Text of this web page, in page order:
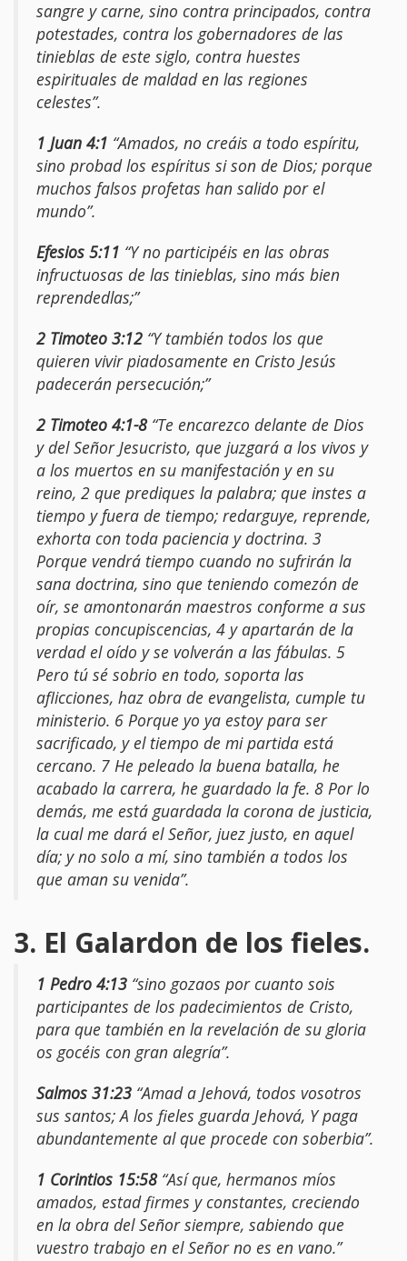
sangre y carne, sino contra principados, contra
potestades, contra los gobernadores de las
tinieblas de este siglo, contra huestes
espirituales de maldad en las regiones
celestes”.
1 Juan 4:1 “Amados, no creáis a todo espíritu,
sino probad los espíritus si son de Dios; porque
muchos falsos profetas han salido por el
mundo”.
Efesios 5:11 “Y no participéis en las obras
infructuosas de las tinieblas, sino más bien
reprendedlas;”
2 Timoteo 3:12 “Y también todos los que
quieren vivir piadosamente en Cristo Jesús
padecerán persecución;”
2 Timoteo 4:1-8 “Te encarezco delante de Dios
y del Señor Jesucristo, que juzgará a los vivos y
a los muertos en su manifestación y en su
reino, 2 que prediques la palabra; que instes a
tiempo y fuera de tiempo; redarguye, reprende,
exhorta con toda paciencia y doctrina. 3
Porque vendrá tiempo cuando no sufrirán la
sana doctrina, sino que teniendo comezón de
oír, se amontonarán maestros conforme a sus
propias concupiscencias, 4 y apartarán de la
verdad el oído y se volverán a las fábulas. 5
Pero tú sé sobrio en todo, soporta las
aflicciones, haz obra de evangelista, cumple tu
ministerio. 6 Porque yo ya estoy para ser
sacrificado, y el tiempo de mi partida está
cercano. 7 He peleado la buena batalla, he
acabado la carrera, he guardado la fe. 8 Por lo
demás, me está guardada la corona de justicia,
la cual me dará el Señor, juez justo, en aquel
día; y no solo a mí, sino también a todos los
que aman su venida”.
3. El Galardon de los fieles.
1 Pedro 4:13 “sino gozaos por cuanto sois
participantes de los padecimientos de Cristo,
para que también en la revelación de su gloria
os gocéis con gran alegría”.
Salmos 31:23 “Amad a Jehová, todos vosotros
sus santos; A los fieles guarda Jehová, Y paga
abundantemente al que procede con soberbia”.
1 Corintios 15:58 “Así que, hermanos míos
amados, estad firmes y constantes, creciendo
en la obra del Señor siempre, sabiendo que
vuestro trabajo en el Señor no es en vano.”